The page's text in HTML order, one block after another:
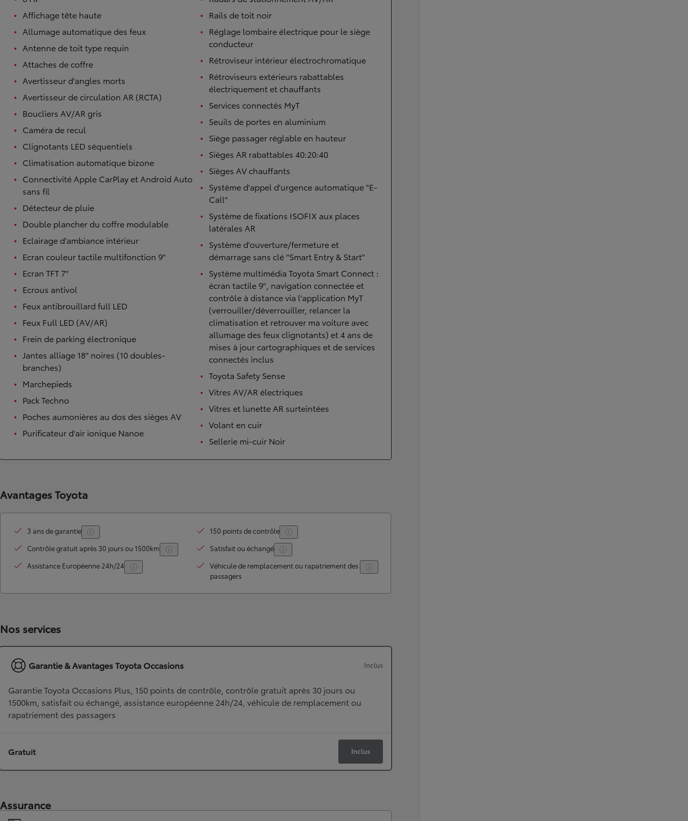
TOYOTA C-HR
Affichage tête haute
Allumage automatique des feux
Antenne de toit type requin
Attaches de coffre
Avertisseur d'angles morts
Avertisseur de circulation AR (RCTA)
Boucliers AV/AR gris
Caméra de recul
Clignotants LED séquentiels
Climatisation automatique bizone
Connectivité Apple CarPlay et Android Auto
sans fil
Détecteur de pluie
Double plancher du coffre modulable
Eclairage d'ambiance intérieur
Ecran couleur tactile multifonction 9"
Ecran TFT 7"
Ecrous antivol
Feux antibrouillard full LED
Feux Full LED (AV/AR)
Frein de parking électronique
Jantes alliage 18'' noires (10 doubles-
branches)
Marchepieds
Pack Techno
Poches aumonières au dos des sièges AV
Purificateur d'air ionique Nanoe
Rails de toit noir
Réglage lombaire électrique pour le siège
conducteur
Rétroviseur intérieur électrochromatique
Rétroviseurs extérieurs rabattables
électriquement et chauffants
Services connectés MyT
Seuils de portes en aluminium
Siège passager réglable en hauteur
Sièges AR rabattables 40:20:40
Sièges AV chauffants
Système d'appel d'urgence automatique "E-
Call"
Système de fixations ISOFIX aux places
latérales AR
Système d'ouverture/fermeture et
démarrage sans clé "Smart Entry & Start"
Système multimédia Toyota Smart Connect :
écran tactile 9", navigation connectée et
contrôle à distance via l'application MyT
(verrouiller/déverrouiller, relancer la
climatisation et retrouver ma voiture avec
allumage des feux clignotants) et 4 ans de
mises à jour cartographiques et de services
connectés inclus
Toyota Safety Sense
Vitres AV/AR électriques
Vitres et lunette AR surteintées
Volant en cuir
Sellerie mi-cuir Noir
Avantages Toyota
3 ans de garantie
150 points de contrôle
Contrôle gratuit après 30 jours ou 1500km
Satisfait ou échangé
Assistance Européenne 24h/24
Véhicule de remplacement ou rapatriement des
passagers
Nos services
Garantie & Avantages Toyota Occasions Inclus
Garantie Toyota Occasions Plus, 150 points de contrôle, contrôle gratuit après 30 jours ou
1500km, satisfait ou échangé, assistance européenne 24h/24, véhicule de remplacement ou
rapatriement des passagers
Gratuit Inclus
Assurance